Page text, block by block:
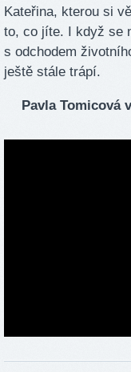
Kateřina, kterou si
to, co jíte. I když se
s odchodem
ještě stále trápí.
Pavla Tomicová